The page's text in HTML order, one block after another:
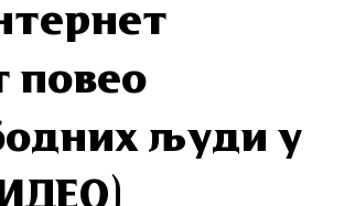
повео
људи у